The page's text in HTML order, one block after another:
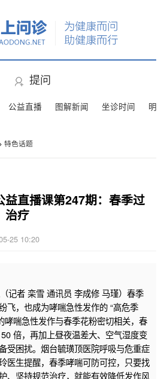
提问
公益直播 图解新闻 坐诊时间 明
特色话题
益直播课第247期：春季过
治疗
25 10:20
者 栾雪 通讯员 李成修 马瑾）春季
飞，也成为哮喘急性发作的 “高危季
哮喘急性发作与春季花粉密切相关，春
倍，再加上昼夜温差大、空气湿度变
受困扰。烟台毓璜顶医院呼吸与危重症
医生提醒，春季哮喘可防可控，只要找
、坚持规范治疗，就能有效降低发作风